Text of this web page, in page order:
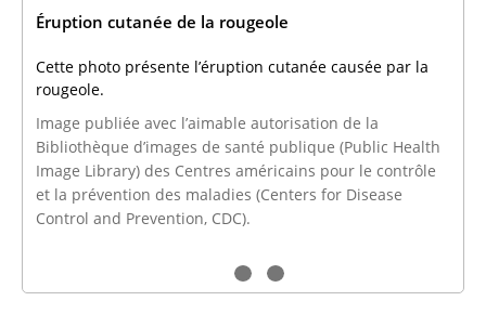
Éruption cutanée de la rougeole
Cette photo présente l’éruption cutanée causée par la
rougeole.
Image publiée avec l’aimable autorisation de la
Bibliothèque d’images de santé publique (Public Health
Image Library) des Centres américains pour le contrôle
et la prévention des maladies (Centers for Disease
Control and Prevention, CDC).